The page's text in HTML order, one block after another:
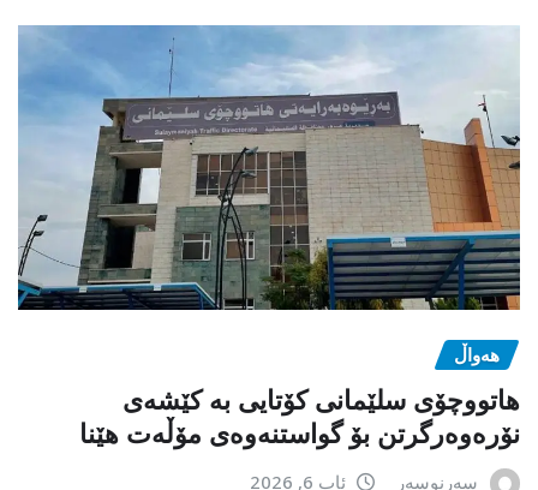
هەواڵ
هاتووچۆی سلێمانی کۆتایی بە کێشەی
نۆرەوەرگرتن بۆ گواستنەوەی مۆڵەت هێنا
سەرنوسەر ئاب 6, 2026